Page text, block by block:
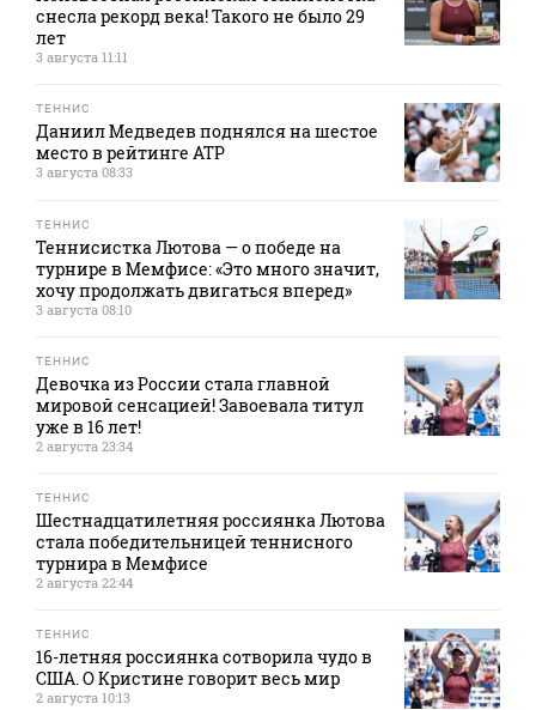
снесла рекорд века! Такого не было 29
лет
3 августа 11:11
ТЕННИС
Даниил Медведев поднялся на шестое
место в рейтинге АТР
3 августа 08:33
ТЕННИС
Теннисистка Лютова — о победе на
турнире в Мемфисе: «Это много значит,
хочу продолжать двигаться вперед»
3 августа 08:10
ТЕННИС
Девочка из России стала главной
мировой сенсацией! Завоевала титул
уже в 16 лет!
2 августа 23:34
ТЕННИС
Шестнадцатилетняя россиянка Лютова
стала победительницей теннисного
турнира в Мемфисе
2 августа 22:44
ТЕННИС
16-летняя россиянка сотворила чудо в
США. О Кристине говорит весь мир
2 августа 10:13